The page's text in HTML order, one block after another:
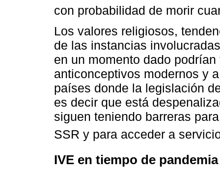
con probabilidad de morir
Los valores religiosos,
de las instancias
en un momento dado
anticonceptivos modernos y
países donde la legislación
es decir que está
siguen teniendo barreras
SSR y para acceder a
IVE en tiempo de pandemia